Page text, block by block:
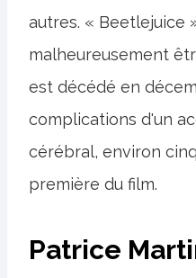
autres. « Beetlejuice
malheureusement
est décédé en
complications d'un
cérébral, environ
première du film.
Patrice